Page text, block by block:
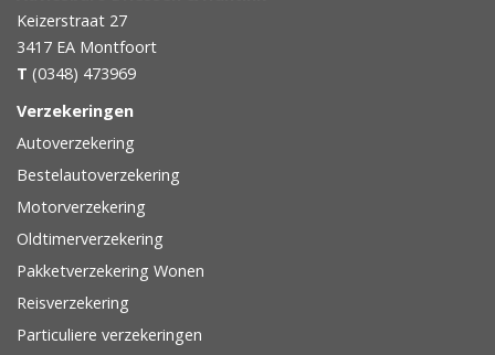
Keizerstraat 27
3417 EA Montfoort
T (0348) 473969
Verzekeringen
Autoverzekering
Bestelautoverzekering
Motorverzekering
Oldtimerverzekering
Pakketverzekering Wonen
Reisverzekering
Particuliere verzekeringen